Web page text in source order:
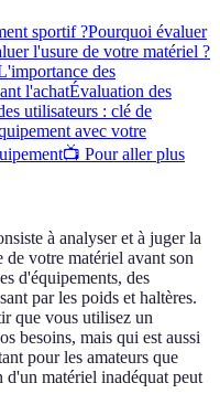
sportif ?Pourquoi évaluer
l'usure de votre matériel ?
des
l'achatÉvaluation des
utilisateurs : clé de
avec votre
📺 Pour aller plus
à analyser et à juger la
votre matériel avant son
d'équipements, des
par les poids et haltères.
que vous utilisez un
besoins, mais qui est aussi
pour les amateurs que
matériel inadéquat peut